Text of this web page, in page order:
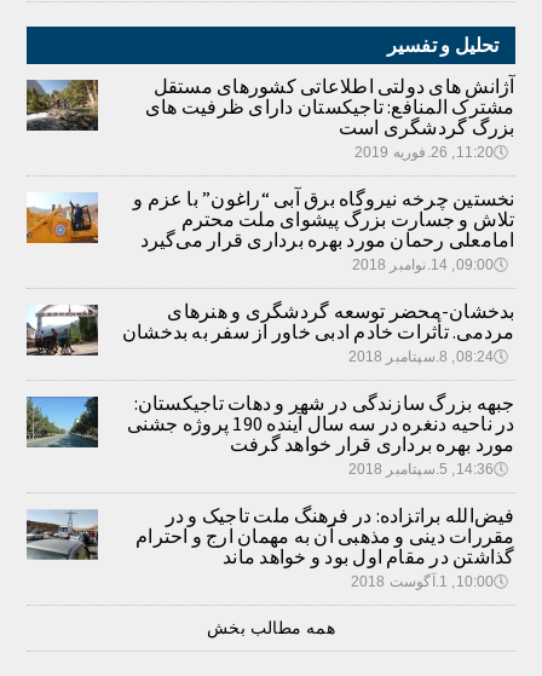
تحلیل و تفسیر
آژانش های دولتی اطلاعاتی کشورهای مستقل
مشترک المنافع: تاجیکستان دارای ظرفیت های
بزرگ گردشگری است
🕔11:20, 26.فوریه 2019
نخستین چرخه نیروگاه برق آبی “راغون” با عزم و
تلاش و جسارت بزرگ پیشوای ملت محترم
امامعلی رحمان مورد بهره برداری قرار می‌گیرد
🕔09:00, 14.نوامبر 2018
بدخشان-محضر توسعه گردشگری و هنرهای
مردمی. تأثرات خادم ادبی خاور از سفر به بدخشان
🕔08:24, 8.سپتامبر 2018
جبهه بزرگ سازندگی در شهر و دهات تاجیکستان:
در ناحیه دنغره در سه سال آینده 190 پروژه جشنی
مورد بهره برداری قرار خواهد گرفت
🕔14:36, 5.سپتامبر 2018
فیض‌الله براتزاده: در فرهنگ ملت تاجیک و در
مقررات دینی و مذهبی آن به مهمان ارج و احترام
گذاشتن در مقام اول بود و خواهد ماند
🕔10:00, 1.آگوست 2018
همه مطالب بخش